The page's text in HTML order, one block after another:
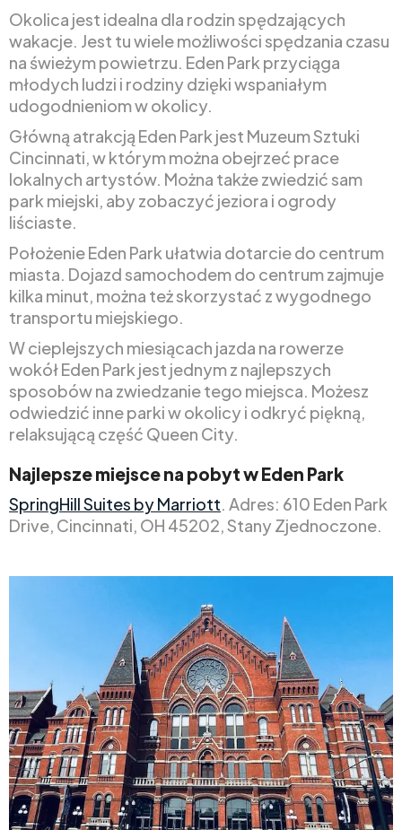
Okolica jest idealna dla rodzin spędzających
wakacje. Jest tu wiele możliwości spędzania czasu
na świeżym powietrzu. Eden Park przyciąga
młodych ludzi i rodziny dzięki wspaniałym
udogodnieniom w okolicy.
Główną atrakcją Eden Park jest Muzeum Sztuki
Cincinnati, w którym można obejrzeć prace
lokalnych artystów. Można także zwiedzić sam
park miejski, aby zobaczyć jeziora i ogrody
liściaste.
Położenie Eden Park ułatwia dotarcie do centrum
miasta. Dojazd samochodem do centrum zajmuje
kilka minut, można też skorzystać z wygodnego
transportu miejskiego.
W cieplejszych miesiącach jazda na rowerze
wokół Eden Park jest jednym z najlepszych
sposobów na zwiedzanie tego miejsca. Możesz
odwiedzić inne parki w okolicy i odkryć piękną,
relaksującą część Queen City.
Najlepsze miejsce na pobyt w Eden Park
SpringHill Suites by Marriott. Adres: 610 Eden Park
Drive, Cincinnati, OH 45202, Stany Zjednoczone.